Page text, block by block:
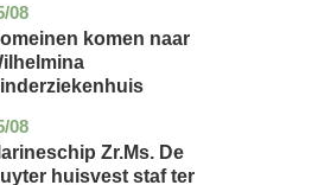
08
komen naar
08
Zr.Ms. De
huisvest staf ter